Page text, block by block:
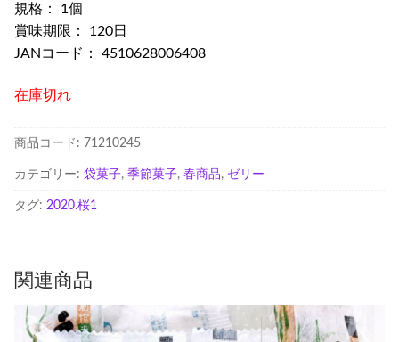
規格： 1個
賞味期限： 120日
JANコード： 4510628006408
在庫切れ
商品コード: 71210245
カテゴリー: 袋菓子, 季節菓子, 春商品, ゼリー
タグ: 2020.桜1
関連商品